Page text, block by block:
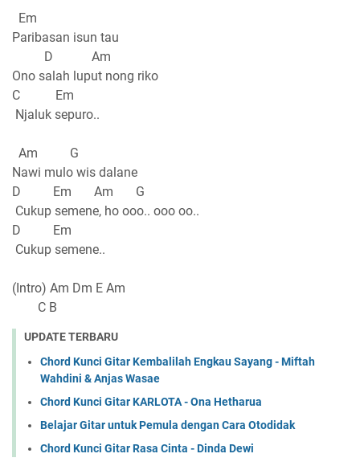
Em
Paribasan isun tau
D Am
Ono salah luput nong riko
C Em
Njaluk sepuro..
Am G
Nawi mulo wis dalane
D Em Am G
Cukup semene, ho ooo.. ooo oo..
D Em
Cukup semene..
(Intro) Am Dm E Am
C B
UPDATE TERBARU
Chord Kunci Gitar Kembalilah Engkau Sayang - Miftah
Wahdini & Anjas Wasae
Chord Kunci Gitar KARLOTA - Ona Hetharua
Belajar Gitar untuk Pemula dengan Cara Otodidak
Chord Kunci Gitar Rasa Cinta - Dinda Dewi